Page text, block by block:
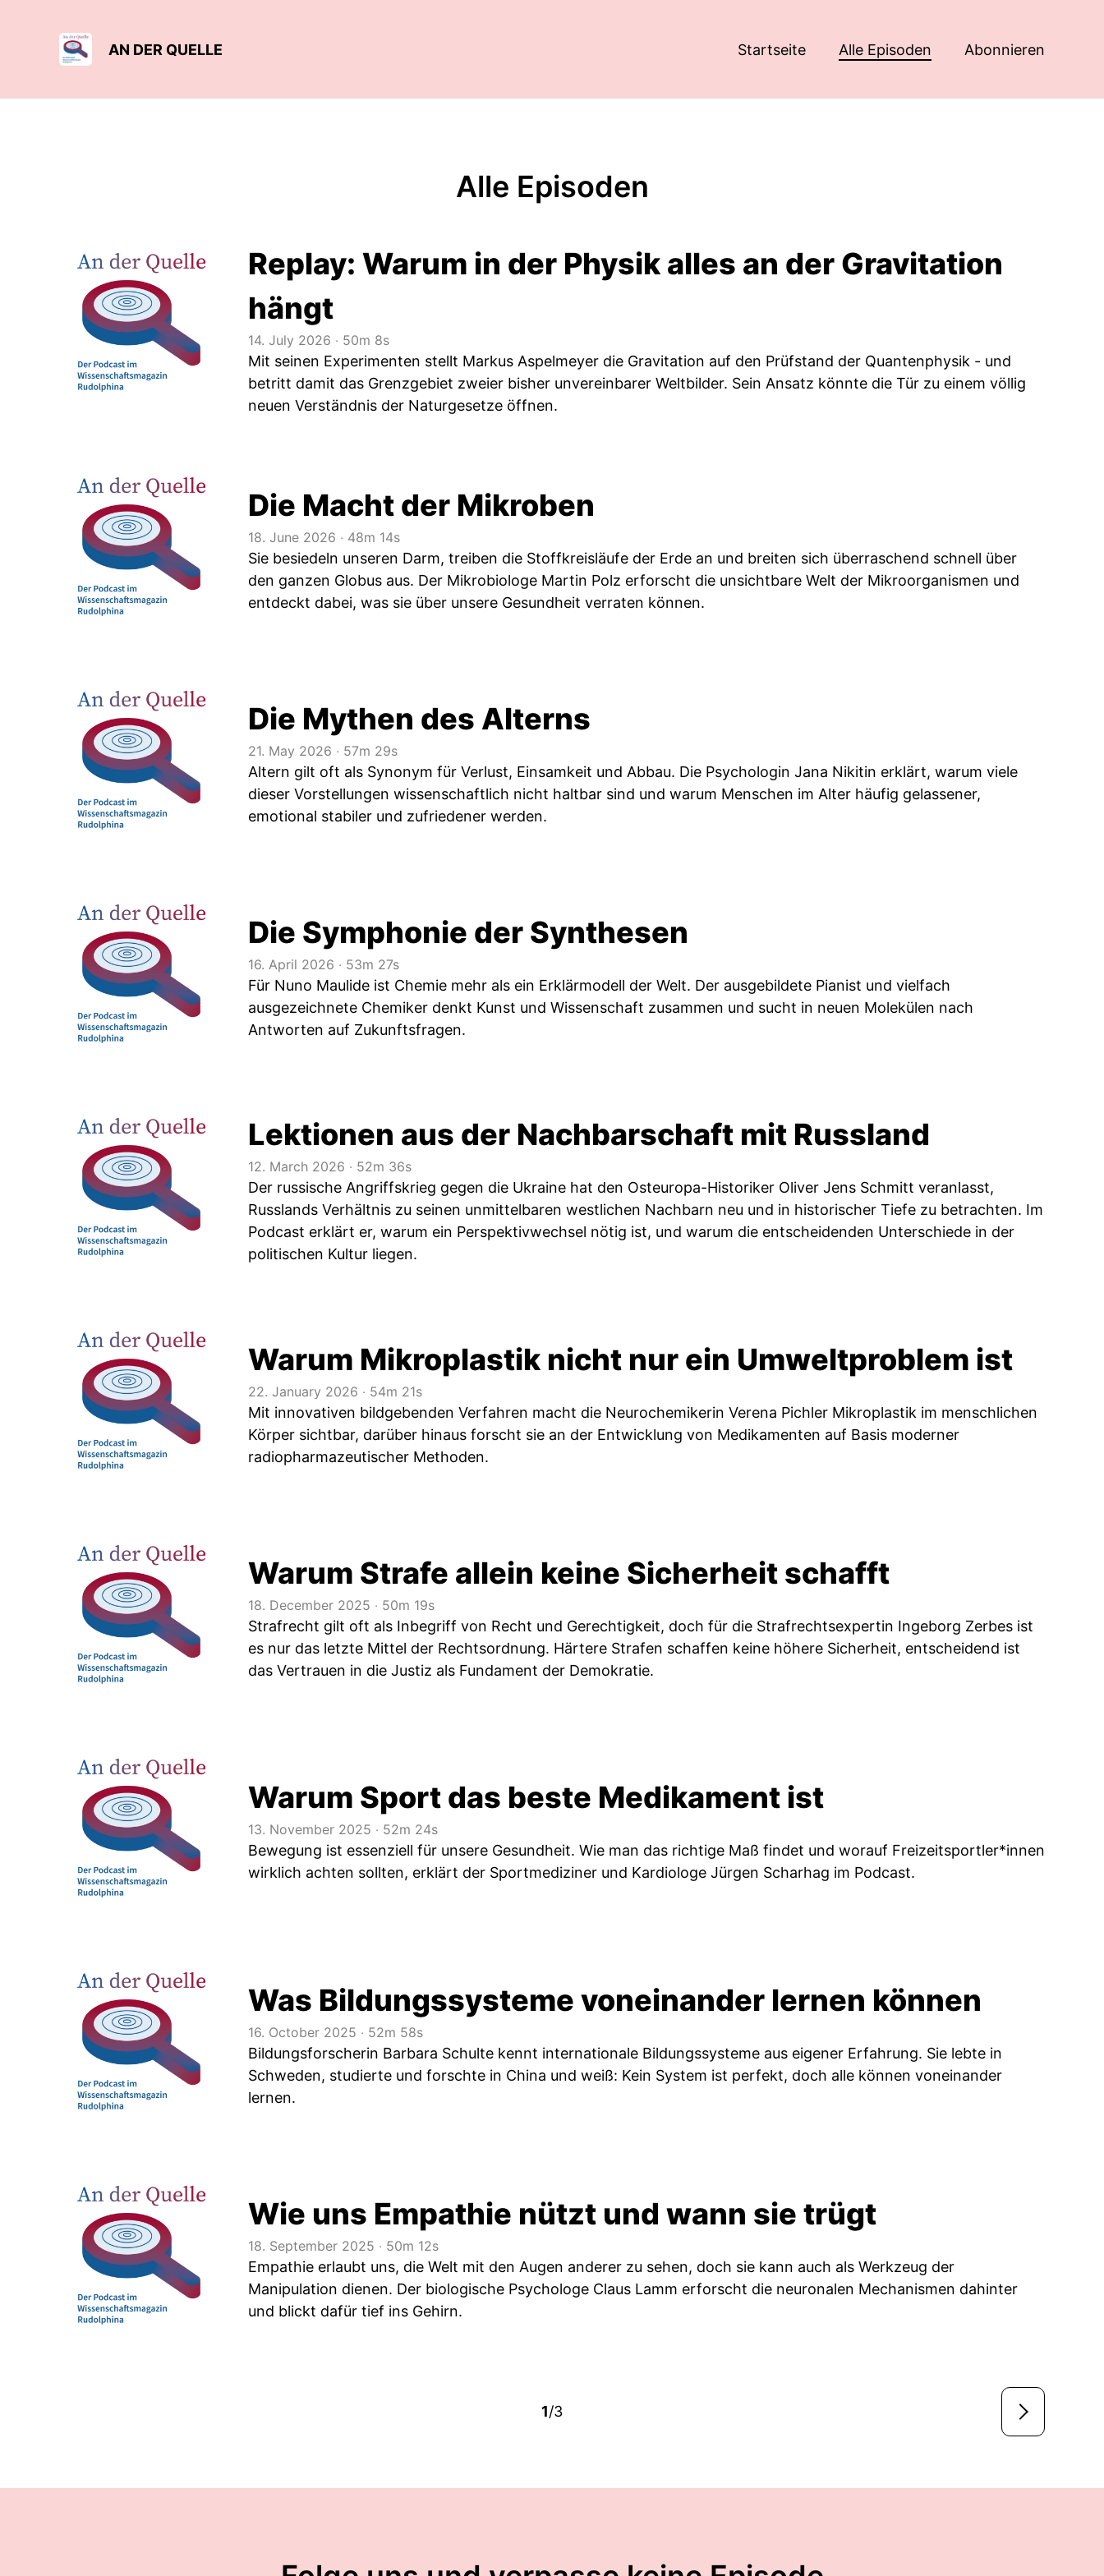
AN DER QUELLE Startseite Alle Episoden Abonnieren
Alle Episoden
Replay: Warum in der Physik alles an der Gravitation
hängt
14. July 2026 ‧ 50m 8s
Mit seinen Experimenten stellt Markus Aspelmeyer die Gravitation auf den Prüfstand der Quantenphysik - und
betritt damit das Grenzgebiet zweier bisher unvereinbarer Weltbilder. Sein Ansatz könnte die Tür zu einem völlig
neuen Verständnis der Naturgesetze öffnen.
Die Macht der Mikroben
18. June 2026 ‧ 48m 14s
Sie besiedeln unseren Darm, treiben die Stoffkreisläufe der Erde an und breiten sich überraschend schnell über
den ganzen Globus aus. Der Mikrobiologe Martin Polz erforscht die unsichtbare Welt der Mikroorganismen und
entdeckt dabei, was sie über unsere Gesundheit verraten können.
Die Mythen des Alterns
21. May 2026 ‧ 57m 29s
Altern gilt oft als Synonym für Verlust, Einsamkeit und Abbau. Die Psychologin Jana Nikitin erklärt, warum viele
dieser Vorstellungen wissenschaftlich nicht haltbar sind und warum Menschen im Alter häufig gelassener,
emotional stabiler und zufriedener werden.
Die Symphonie der Synthesen
16. April 2026 ‧ 53m 27s
Für Nuno Maulide ist Chemie mehr als ein Erklärmodell der Welt. Der ausgebildete Pianist und vielfach
ausgezeichnete Chemiker denkt Kunst und Wissenschaft zusammen und sucht in neuen Molekülen nach
Antworten auf Zukunftsfragen.
Lektionen aus der Nachbarschaft mit Russland
12. March 2026 ‧ 52m 36s
Der russische Angriffskrieg gegen die Ukraine hat den Osteuropa-Historiker Oliver Jens Schmitt veranlasst,
Russlands Verhältnis zu seinen unmittelbaren westlichen Nachbarn neu und in historischer Tiefe zu betrachten. Im
Podcast erklärt er, warum ein Perspektivwechsel nötig ist, und warum die entscheidenden Unterschiede in der
politischen Kultur liegen.
Warum Mikroplastik nicht nur ein Umweltproblem ist
22. January 2026 ‧ 54m 21s
Mit innovativen bildgebenden Verfahren macht die Neurochemikerin Verena Pichler Mikroplastik im menschlichen
Körper sichtbar, darüber hinaus forscht sie an der Entwicklung von Medikamenten auf Basis moderner
radiopharmazeutischer Methoden.
Warum Strafe allein keine Sicherheit schafft
18. December 2025 ‧ 50m 19s
Strafrecht gilt oft als Inbegriff von Recht und Gerechtigkeit, doch für die Strafrechtsexpertin Ingeborg Zerbes ist
es nur das letzte Mittel der Rechtsordnung. Härtere Strafen schaffen keine höhere Sicherheit, entscheidend ist
das Vertrauen in die Justiz als Fundament der Demokratie.
Warum Sport das beste Medikament ist
13. November 2025 ‧ 52m 24s
Bewegung ist essenziell für unsere Gesundheit. Wie man das richtige Maß findet und worauf Freizeitsportler*innen
wirklich achten sollten, erklärt der Sportmediziner und Kardiologe Jürgen Scharhag im Podcast.
Was Bildungssysteme voneinander lernen können
16. October 2025 ‧ 52m 58s
Bildungsforscherin Barbara Schulte kennt internationale Bildungssysteme aus eigener Erfahrung. Sie lebte in
Schweden, studierte und forschte in China und weiß: Kein System ist perfekt, doch alle können voneinander
lernen.
Wie uns Empathie nützt und wann sie trügt
18. September 2025 ‧ 50m 12s
Empathie erlaubt uns, die Welt mit den Augen anderer zu sehen, doch sie kann auch als Werkzeug der
Manipulation dienen. Der biologische Psychologe Claus Lamm erforscht die neuronalen Mechanismen dahinter
und blickt dafür tief ins Gehirn.
1/3